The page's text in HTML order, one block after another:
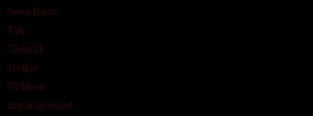
Serial Barat
Talk
Terbit21
Thriller
TV Movie
Uncategorized